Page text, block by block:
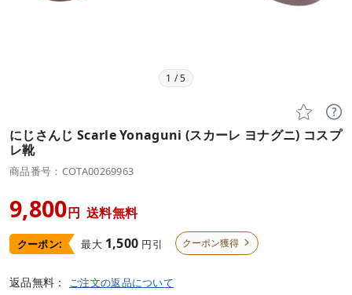
1 /5
 
にじさんじ Scarle Yonaguni (スカーレ ヨナグニ) コスプ
レ靴
商品番号：COTA00269963
9,800円 送料無料
クーポン: 最大 1,500 円引 クーポン獲得 
返品無料： ご注文の返品について